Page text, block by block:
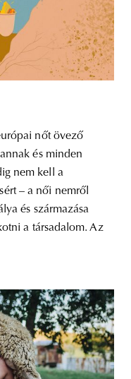
nőt övező
és minden
nem kell a
– a női nemről
és származása
a társadalom. Az